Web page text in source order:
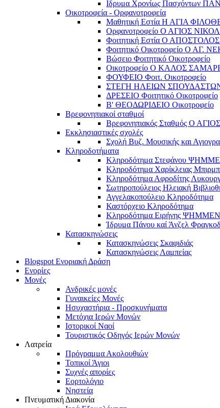
Ιδρυμα Χρονίως Πασχόντων
Οικοτροφεία - Ορφανοτροφεία
Μαθητική Εστία Η ΑΓΙΑ
Ορφανοτροφείο Ο ΑΓΙΟΣ
Φοιτητική Εστία Ο
Φοιτητικό Οικοτροφείο Ο ΑΓ.
Βώσειο Φοιτητικό Οικοτροφείο
Οικοτροφείο Ο ΚΑΛΟΣ
ΦΟΥΦΕΙΟ Φοιτ. Οικοτροφείο
ΣΤΕΓΗ ΗΛΕΙΩΝ
ΔΡΕΣΕΙΟ Φοιτητικό Οικοτροφείο
Β' ΘΕΟΔΩΡΙΔΕΙΟ Οικοτροφείο
Βρεφονηπιακοί σταθμοί
Βρεφονηπιακός Σταθμός Ο
Εκκλησιαστικές σχολές
Σχολή Βυζ. Μουσικής και
Κληροδοτήματα
Κληροδότημα Στεφάνου
Κληροδότημα Χαρίκλειας
Κληροδότημα Αφροδίτης
Σωτηροπούλειος Ηλειακή
Αγγελακοπούλειο Κληροδότημα
Καστόρχειο Κληροδότημα
Κληροδότημα Ειρήνης
Ίδρυμα Πάνου καί Άνζελ
Κατασκηνώσεις
Κατασκηνώσεις Σκαφιδιάς
Κατασκηνώσεις Λαμπείας
Blogspot Ενοριακή Δράση
Ενορίες
Μονές
Ανδρικές μονές
Γυναικείες Μονές
Ησυχαστήρια - Προσκυνήματα
Μετόχια Ιερών Μονών
Ιστορικοί Ναοί
Τουριστικός Οδηγός Ιερών Μονών
Λατρεία
Πρόγραμμα Ακολουθιών
Τοπικοί Άγιοι
Συχνές απορίες
Εορτολόγιο
Νηστεία
Πνευματική Διακονία